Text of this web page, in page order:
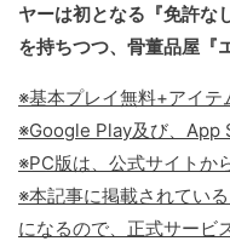
ヤーは初となる『免許な
を持ちつつ、骨董品屋『
※基本プレイ無料+アイテ
※Google Play及び、App
※PC版は、公式サイトか
※本記事に掲載されてい
になるので、正式サービ